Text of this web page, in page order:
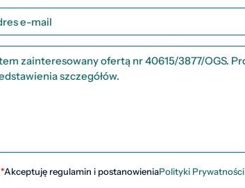
*Akceptuję regulamin i postanowieniaPolityki Prywatności